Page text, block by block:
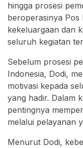
hingga prosesi
beroperasinya Pos
kekeluargaan dan
seluruh kegiatan
Sebelum prosesi
Indonesia, Dodi,
motivasi kepada
yang hadir. Dalam
pentingnya
melalui pelayanan
Menurut Dodi,